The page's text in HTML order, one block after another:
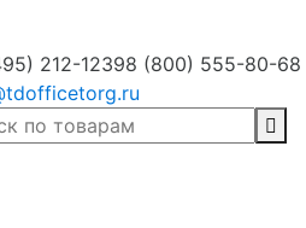
212-12398 (800) 555-80-68